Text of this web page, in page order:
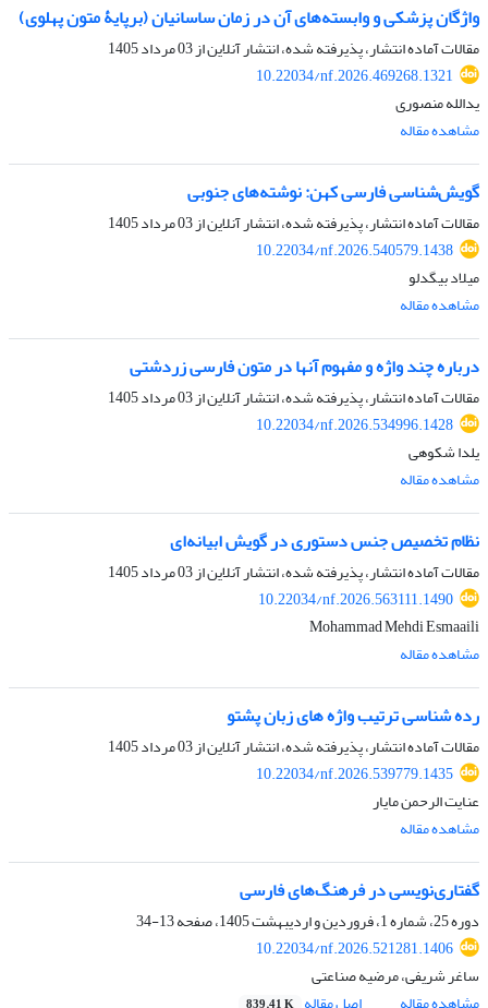
واژگان پزشکی و وابسته‌های آن در زمان ساسانیان (برپایۀ متون پهلوی)
مقالات آماده انتشار، پذیرفته شده، انتشار آنلاین از03 مرداد 1405
10.22034/nf.2026.469268.1321
یدالله منصوری
مشاهده مقاله
گویش‌شناسی فارسی کهن: نوشته‌های جنوبی
مقالات آماده انتشار، پذیرفته شده، انتشار آنلاین از03 مرداد 1405
10.22034/nf.2026.540579.1438
میلاد بیگدلو
مشاهده مقاله
درباره چند واژه و مفهوم آنها در متون فارسی زردشتی
مقالات آماده انتشار، پذیرفته شده، انتشار آنلاین از03 مرداد 1405
10.22034/nf.2026.534996.1428
یلدا شکوهی
مشاهده مقاله
نظام تخصیص جنس دستوری در گویش ابیانه‌ای
مقالات آماده انتشار، پذیرفته شده، انتشار آنلاین از03 مرداد 1405
10.22034/nf.2026.563111.1490
Mohammad Mehdi Esmaaili
مشاهده مقاله
رده شناسی ترتیب واژه های زبان پشتو
مقالات آماده انتشار، پذیرفته شده، انتشار آنلاین از03 مرداد 1405
10.22034/nf.2026.539779.1435
عنایت الرحمن مایار
مشاهده مقاله
گفتاری‌نویسی در فرهنگ‌های فارسی
دوره 25، شماره 1، فروردین و اردیبهشت 1405، صفحه
13-34
10.22034/nf.2026.521281.1406
ساغر شریفی، مرضیه صناعتی